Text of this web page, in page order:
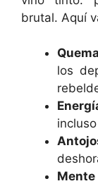
brutal. Aquí
los